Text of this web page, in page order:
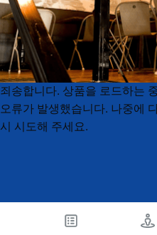
Product
List
Product
List
죄송합니다. 상품을 로드하는
오류가 발생했습니다. 나중에
시 시도해 주세요.